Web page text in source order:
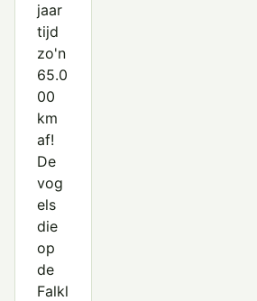
jaar
tijd
zo'n
65.0
00
km
af!
De
vog
els
die
op
de
Falkl